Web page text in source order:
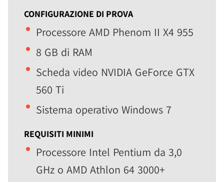
CONFIGURAZIONE DI PROVA
Processore AMD Phenom II X4 955
8 GB di RAM
Scheda video NVIDIA GeForce GTX
560 Ti
Sistema operativo Windows 7
REQUISITI MINIMI
Processore Intel Pentium da 3,0
GHz o AMD Athlon 64 3000+